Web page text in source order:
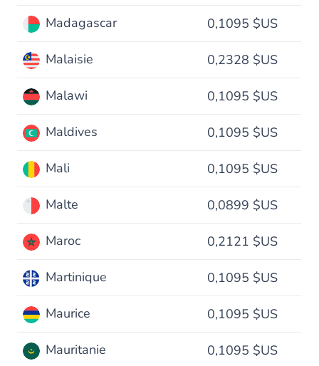
Madagascar 0,1095 $US
Malaisie 0,2328 $US
Malawi 0,1095 $US
Maldives 0,1095 $US
Mali 0,1095 $US
Malte 0,0899 $US
Maroc 0,2121 $US
Martinique 0,1095 $US
Maurice 0,1095 $US
Mauritanie 0,1095 $US